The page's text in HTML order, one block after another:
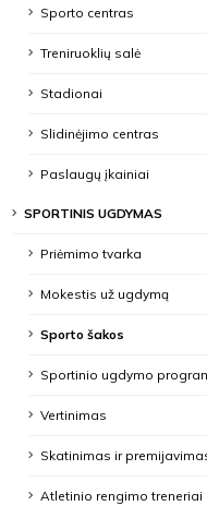
Sporto centras
Treniruoklių salė
Stadionai
Slidinėjimo centras
Paslaugų įkainiai
SPORTINIS UGDYMAS
Priėmimo tvarka
Mokestis už ugdymą
Sporto šakos
Sportinio ugdymo
Vertinimas
Skatinimas ir
Atletinio rengimo treneriai